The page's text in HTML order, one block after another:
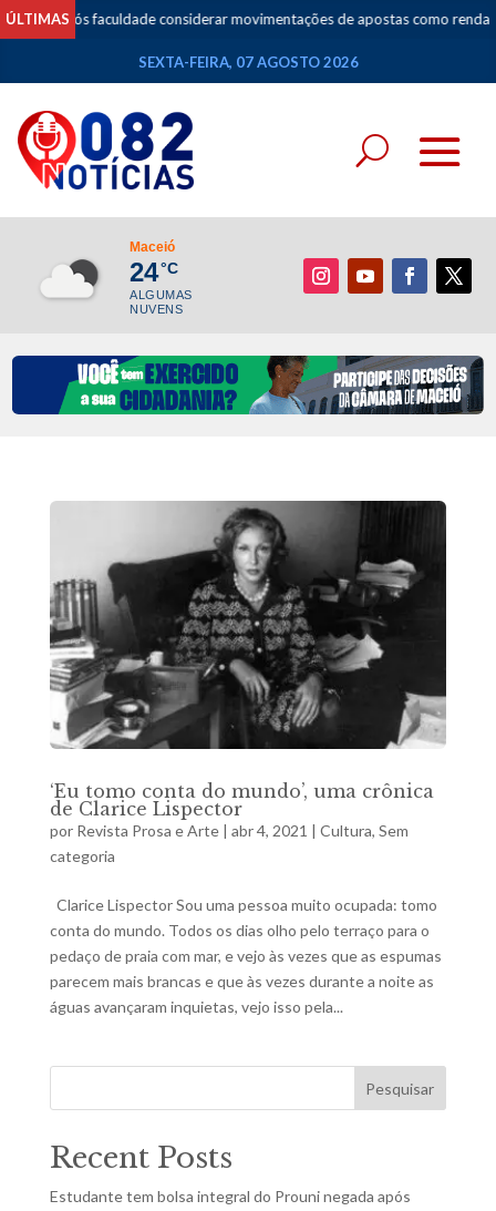
ÚLTIMASapós faculdade considerar movimentações de apostas como renda
SEXTA-FEIRA, 07 AGOSTO 2026
Maceió
24°C
ALGUMAS
NUVENS
‘Eu tomo conta do mundo’, uma crônica
de Clarice Lispector
por Revista Prosa e Arte| abr 4, 2021 | Cultura, Sem
categoria
Clarice Lispector Sou uma pessoa muito ocupada: tomo
conta do mundo. Todos os dias olho pelo terraço para o
pedaço de praia com mar, e vejo às vezes que as espumas
parecem mais brancas e que às vezes durante a noite as
águas avançaram inquietas, vejo isso pela...
Pesquisar
Recent Posts
Estudante tem bolsa integral do Prouni negada após